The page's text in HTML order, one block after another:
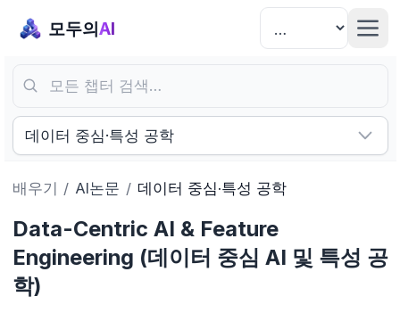
모두의AI
모든 챕터 검색…
데이터 중심·특성 공학
배우기 / AI논문 / 데이터 중심·특성 공학
Data-Centric AI & Feature
Engineering (데이터 중심 AI 및 특성 공
학)